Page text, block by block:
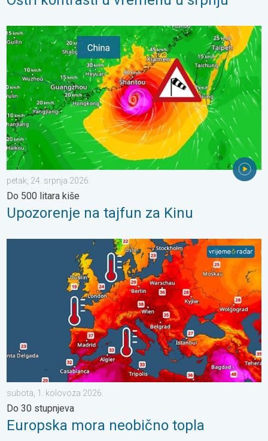
Upozorenje na tajfun za Kinu. Do 500 litara kiše. . . petak, 24.
petak, 24. srpnja 2026.
Do 500 litara kiše
Upozorenje na tajfun za Kinu
Europska mora neobično topla. Do 30 stupnjeva. . . subota,
subota, 1. kolovoza 2026.
Do 30 stupnjeva
Europska mora neobično topla